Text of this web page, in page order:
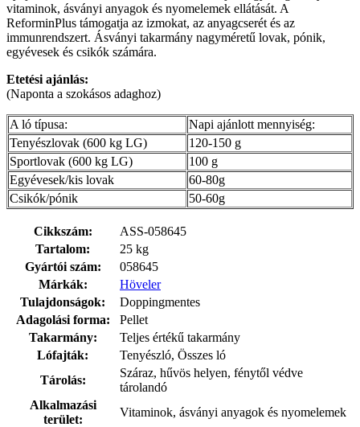
vitaminok, ásványi anyagok és nyomelemek ellátását. A
ReforminPlus támogatja az izmokat, az anyagcserét és az
immunrendszert. Ásványi takarmány nagyméretű lovak, pónik,
egyévesek és csikók számára.
Etetési ajánlás:
(Naponta a szokásos adaghoz)
A ló típusa:
Napi ajánlott mennyiség:
Tenyészlovak (600 kg LG)
120-150 g
Sportlovak (600 kg LG)
100 g
Egyévesek/kis lovak
60-80g
Csikók/pónik
50-60g
Cikkszám:
ASS-058645
Tartalom:
25 kg
Gyártói szám:
058645
Márkák:
Höveler
Tulajdonságok:
Doppingmentes
Adagolási forma:
Pellet
Takarmány:
Teljes értékű takarmány
Lófajták:
Tenyészló, Összes ló
Tárolás:
Száraz, hűvös helyen, fénytől védve
tárolandó
Alkalmazási
terület:
Vitaminok, ásványi anyagok és nyomelemek